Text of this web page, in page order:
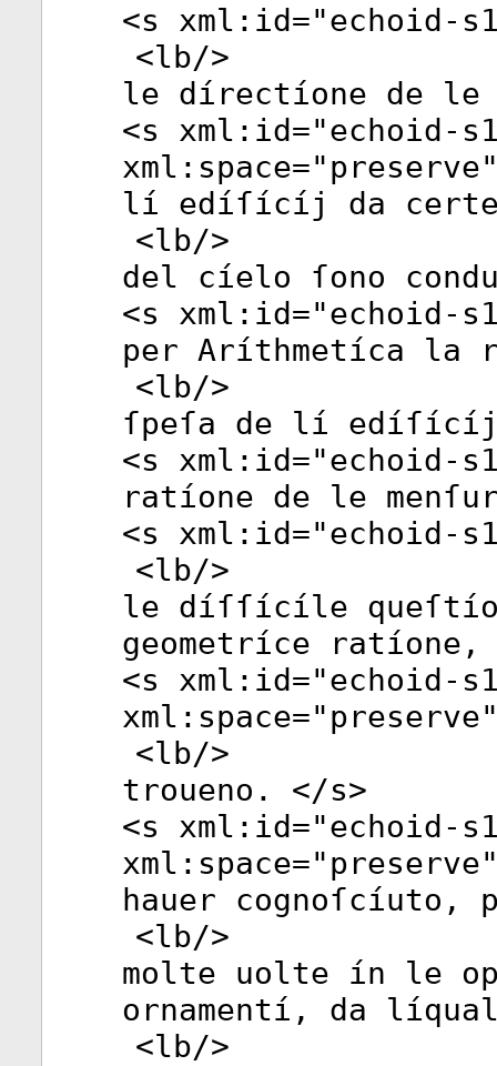
<s xml:id="echoid-
<lb/>
le dírectíone de
<s xml:id="echoid-
xml:space="preserve
lí edíſícíj da certe
<lb/>
del cíelo ſono
<s xml:id="echoid-
per Aríthmetíca la
<lb/>
ſpeſa de lí edíſícíj
<s xml:id="echoid-
ratíone de le
<s xml:id="echoid-
<lb/>
le díſſícíle
geometríce ratíone,
<s xml:id="echoid-
xml:space="preserve
<lb/>
troueno. </s>
<s xml:id="echoid-
xml:space="preserve
hauer
<lb/>
molte uolte ín le
ornamentí, da
<lb/>